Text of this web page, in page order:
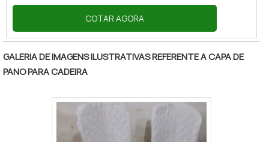
pronto de 10 à 15 dias após aprovação do
cliente, e a entrega é nacional via correio ou
transportadora. A sacola possui diversas
características e peculiaridades, como por
exemplo: Quantidade mínima: 100 peças
em ráfia; Medidas: 35x40x18x18; Tamanho da
alça: 45 cm.PRODUTO FEITO DE UM
MATERIAL MUITO .
COTAR AGORA
GALERIA DE IMAGENS ILUSTRATIVAS REFERENTE A CAPA DE
PANO PARA CADEIRA